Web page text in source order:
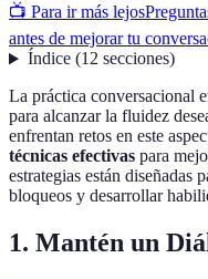
📺 Para ir más lejos
antes de mejorar tu
Índice(12 secciones)
La práctica conversacional
para alcanzar la fluidez
enfrentan retos en este
técnicas efectivas para
estrategias están diseñadas
bloqueos y desarrollar
1. Mantén un